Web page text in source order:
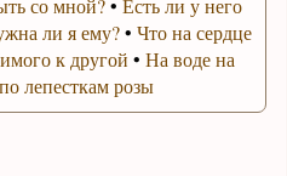
со мной?• Есть ли у него
ли я ему?• Что на сердце
к другой • На воде на
лепесткам розы